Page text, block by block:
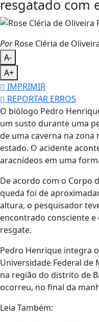
resgatado com
PorRose Cléria de
A-
A+
IMPRIMIR
REPORTAR ERROS
O biólogo Pedro
um susto durante uma
de uma caverna na zona
estado. O acidente
aracnídeos em uma
De acordo com o Corpo
queda foi de
altura, o pesquisador
encontrado consciente
resgate.
Pedro Henrique integra
Universidade Federal de
na região do distrito de
ocorreu, no final da
Leia Também: